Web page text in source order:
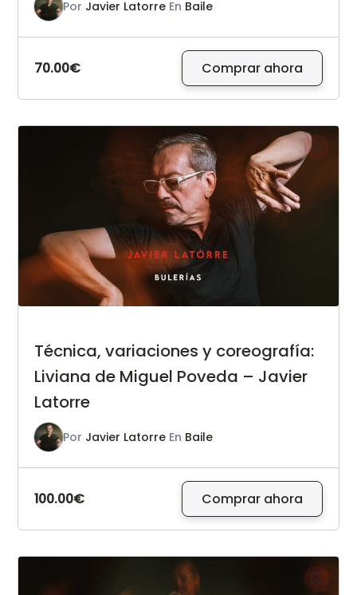
Por Javier Latorre En Baile
70.00€ Comprar ahora
Técnica, variaciones y coreografía:
Liviana de Miguel Poveda – Javier
Latorre
Por Javier Latorre En Baile
100.00€ Comprar ahora